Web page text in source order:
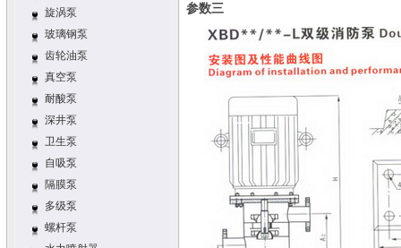
旋涡泵
玻璃钢泵
齿轮油泵
真空泵
耐酸泵
深井泵
卫生泵
自吸泵
隔膜泵
多级泵
螺杆泵
参数三